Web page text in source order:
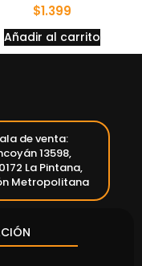
$1.399
Añadir al carrito
de venta:
13598,
La Pintana,
Metropolitana